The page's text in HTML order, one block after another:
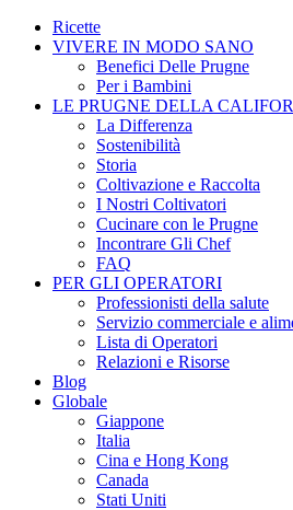
Ricette
VIVERE IN MODO SANO
Benefici Delle Prugne
Per i Bambini
LE PRUGNE DELLA
La Differenza
Sostenibilità
Storia
Coltivazione e Raccolta
I Nostri Coltivatori
Cucinare con le Prugne
Incontrare Gli Chef
FAQ
PER GLI OPERATORI
Professionisti della salute
Servizio commerciale e
Lista di Operatori
Relazioni e Risorse
Blog
Globale
Giappone
Italia
Cina e Hong Kong
Canada
Stati Uniti